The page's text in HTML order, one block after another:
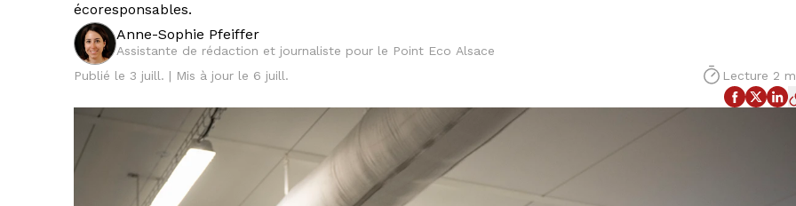
écoresponsables.
Anne-Sophie Pfeiffer
Assistante de rédaction et journaliste pour le Point Eco Alsace
Publié le 3 juill. | Mis à jour le 6 juill.
Lecture 2